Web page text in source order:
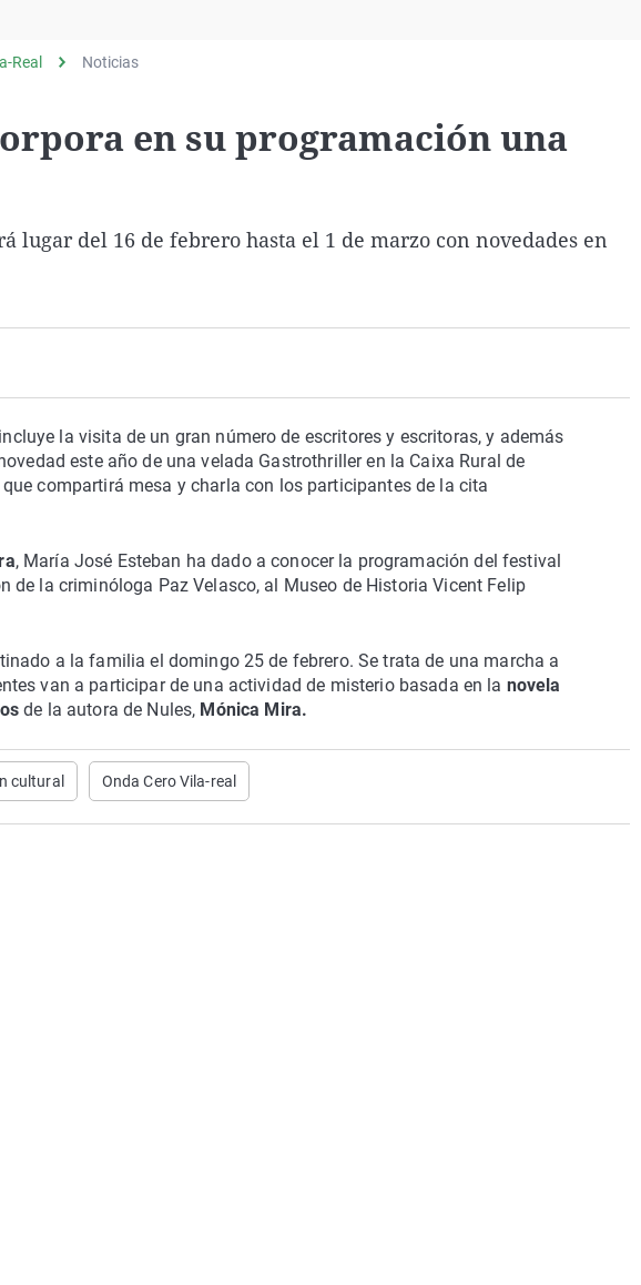
Real Noticias
en su programación una
lugar del 16 de febrero hasta el 1 de marzo con novedades en
la visita de un gran número de escritores y escritoras, y además
este año de una velada Gastrothriller en la Caixa Rural de
que compartirá mesa y charla con los participantes de la cita
, María José Esteban ha dado a conocer la programación del festival
de la criminóloga Paz Velasco, al Museo de Historia Vicent Felip
a la familia el domingo 25 de febrero. Se trata de una marcha a
van a participar de una actividad de misterio basada en la novela
de la autora de Nules, Mónica Mira.
cultural Onda Cero Vila-real